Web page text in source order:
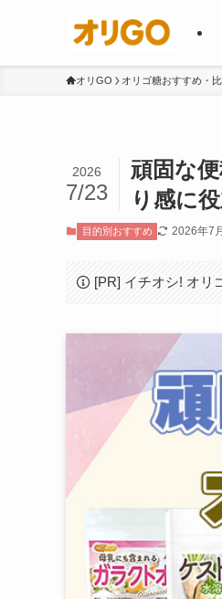
オリGO オリゴ糖おすすめ・
頑固な
り感に
2026
7/23
目的別おすすめ 2026年7
[PR] イチオシ! オリ